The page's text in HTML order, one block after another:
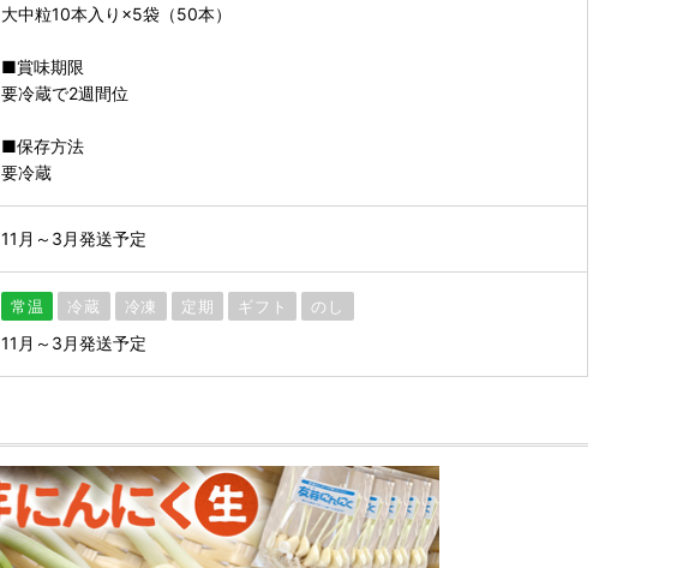
大中粒10本入り×5袋（50本）
■賞味期限
要冷蔵で2週間位
■保存方法
要冷蔵
11月～3月発送予定
常温 冷蔵 冷凍 定期 ギフト のし
11月～3月発送予定